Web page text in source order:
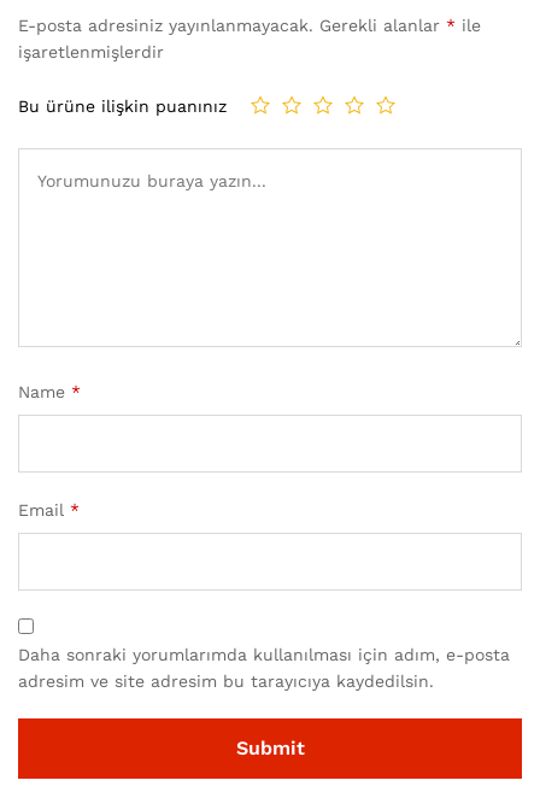
E-posta adresiniz yayınlanmayacak. Gerekli alanlar * ile
işaretlenmişlerdir
Bu ürüne ilişkin puanınız
Name *
Email *
Daha sonraki yorumlarımda kullanılması için adım, e-posta
adresim ve site adresim bu tarayıcıya kaydedilsin.